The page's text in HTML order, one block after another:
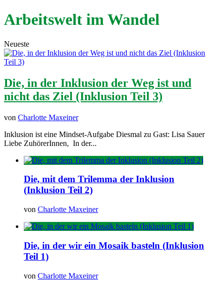
Arbeitswelt im Wandel
Neueste
Die, in der Inklusion der Weg ist und
nicht das Ziel (Inklusion Teil 3)
von Charlotte Maxeiner
Inklusion ist eine Mindset-Aufgabe Diesmal zu Gast: Lisa Sauer
Liebe ZuhörerInnen, In der...
Die, mit dem Trilemma der Inklusion
(Inklusion Teil 2)
von Charlotte Maxeiner
Die, in der wir ein Mosaik basteln (Inklusion
Teil 1)
von Charlotte Maxeiner